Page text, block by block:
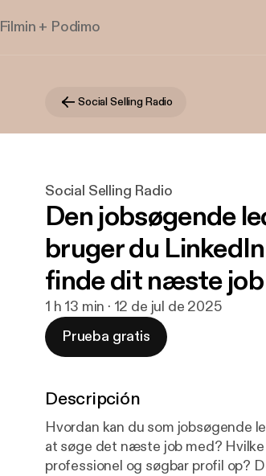
Filmin + Podimo
Social Selling Radio
Social Selling Radio
Den jobsøgende
bruger du
finde dit næste job
1 h 13 min · 12 de jul de 2025
Prueba gratis
Descripción
Hvordan kan du som jobsøgende
at søge det næste job med?
professionel og søgbar profil op?